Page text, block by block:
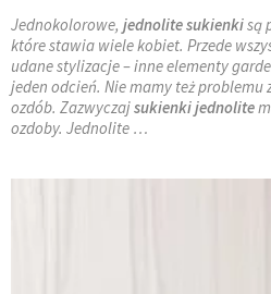
Jednokolorowe, jednolite sukienkisą
które stawia wiele kobiet. Przede
udane stylizacje – inne elementy
jeden odcień. Nie mamy też problemu
ozdób. Zazwyczajsukienki jednolite
ozdoby. Jednolite …